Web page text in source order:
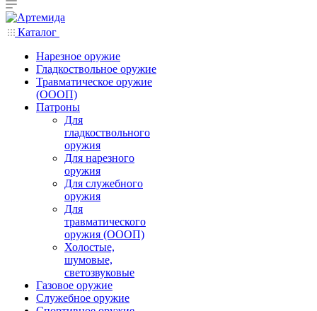
Каталог
Нарезное оружие
Гладкоствольное оружие
Травматическое оружие
(ОООП)
Патроны
Для
гладкоствольного
оружия
Для нарезного
оружия
Для служебного
оружия
Для
травматического
оружия (ОООП)
Холостые,
шумовые,
светозвуковые
Газовое оружие
Служебное оружие